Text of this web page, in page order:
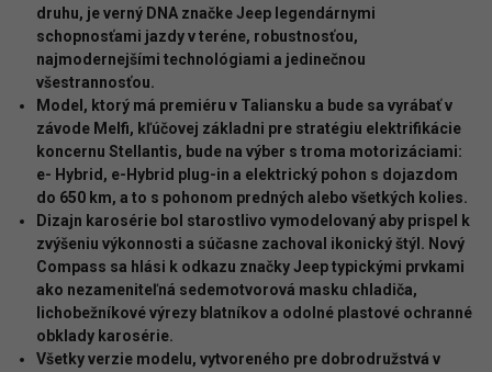
druhu, je verný DNA značke Jeep legendárnymi
schopnosťami jazdyvteréne, robustnosťou,
najmodernejšími technológiami a jedinečnou
všestrannosťou.
Model, ktorý má premiéru v Taliansku a bude sa vyrábať v
závode Melfi, kľúčovej základni pre stratégiu elektrifikácie
koncernu Stellantis, bude na výber s troma motorizáciami:
e- Hybrid, e-Hybrid plug-in a elektrický pohon s dojazdom
do 650 km, a to s pohonom predných alebo všetkých kolies.
Dizajn karosérie bol starostlivo vymodelovaný aby prispel k
zvýšeniu výkonnosti a súčasne zachoval ikonický štýl. Nový
Compass sa hlási k odkazu značky Jeep typickými prvkami
ako nezameniteľná sedemotvorová masku chladiča,
lichobežníkové výrezy blatníkov a odolné plastové ochranné
obklady karosérie.
Všetky verzie modelu, vytvoreného pre dobrodružstvá v